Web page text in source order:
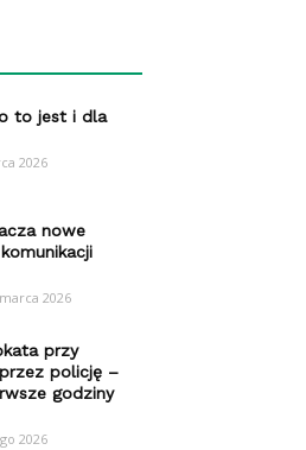
to jest i dla
2026
nowe
2026
przy
policję –
godziny
2026